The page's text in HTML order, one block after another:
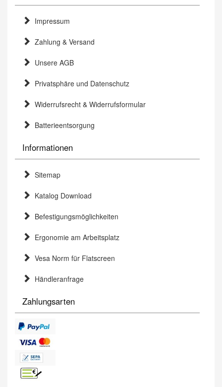
Impressum
Zahlung & Versand
Unsere AGB
Privatsphäre und Datenschutz
Widerrufsrecht & Widerrufsformular
Batterieentsorgung
Informationen
Sitemap
Katalog Download
Befestigungsmöglichkeiten
Ergonomie am Arbeitsplatz
Vesa Norm für Flatscreen
Händleranfrage
Zahlungsarten